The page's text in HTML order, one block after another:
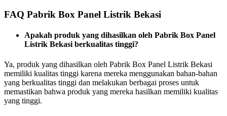
FAQ Pabrik Box Panel Listrik Bekasi
Apakah produk yang dihasilkan oleh Pabrik Box Panel
Listrik Bekasi berkualitas tinggi?
Ya, produk yang dihasilkan oleh Pabrik Box Panel Listrik Bekasi
memiliki kualitas tinggi karena mereka menggunakan bahan-bahan
yang berkualitas tinggi dan melakukan berbagai proses untuk
memastikan bahwa produk yang mereka hasilkan memiliki kualitas
yang tinggi.